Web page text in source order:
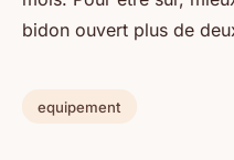
bidon ouvert plus de
equipement